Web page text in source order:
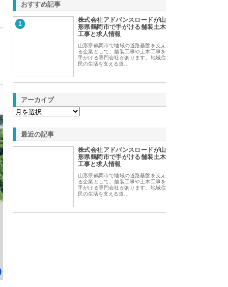
おすすめ記事
1
株式会社アドバンスロードが山
形県鶴岡市で手がける舗装土木
工事と求人情報
山形県鶴岡市で地域の道路基盤を支え
る企業として、舗装工事や土木工事を
手がける専門会社があります。地域住
民の生活を支える道…
アーカイブ
最近の記事
株式会社アドバンスロードが山
形県鶴岡市で手がける舗装土木
工事と求人情報
山形県鶴岡市で地域の道路基盤を支え
る企業として、舗装工事や土木工事を
手がける専門会社があります。地域住
民の生活を支える道…